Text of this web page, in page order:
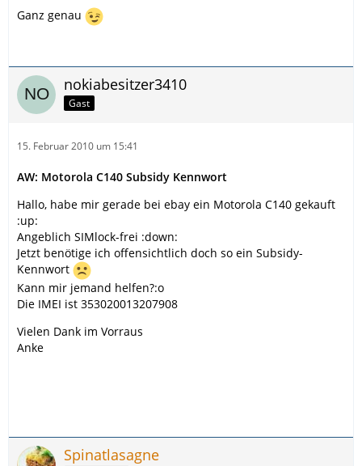
Ganz genau
nokiabesitzer3410
Gast
15. Februar 2010 um 15:41
AW: Motorola C140 Subsidy Kennwort
Hallo, habe mir gerade bei ebay ein Motorola C140 gekauft
:up:
Angeblich SIMlock-frei :down:
Jetzt benötige ich offensichtlich doch so ein Subsidy-
Kennwort
Kann mir jemand helfen?:o
Die IMEI ist 353020013207908
Vielen Dank im Vorraus
Anke
Spinatlasagne